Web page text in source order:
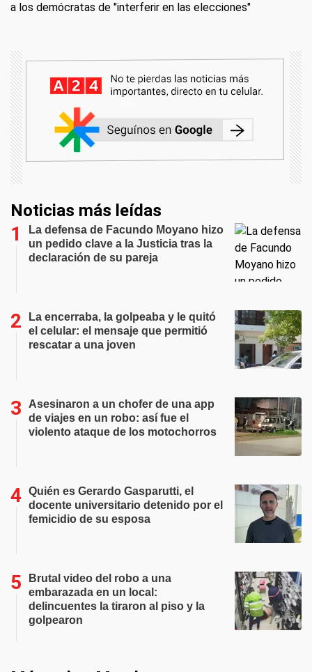
a los demócratas de "interferir en las elecciones"
Noticias más leídas
La defensa de Facundo Moyano hizo
un pedido clave a la Justicia tras la
declaración de su pareja
La encerraba, la golpeaba y le quitó
el celular: el mensaje que permitió
rescatar a una joven
Asesinaron a un chofer de una app
de viajes en un robo: así fue el
violento ataque de los motochorros
Quién es Gerardo Gasparutti, el
docente universitario detenido por el
femicidio de su esposa
Brutal video del robo a una
embarazada en un local:
delincuentes la tiraron al piso y la
golpearon